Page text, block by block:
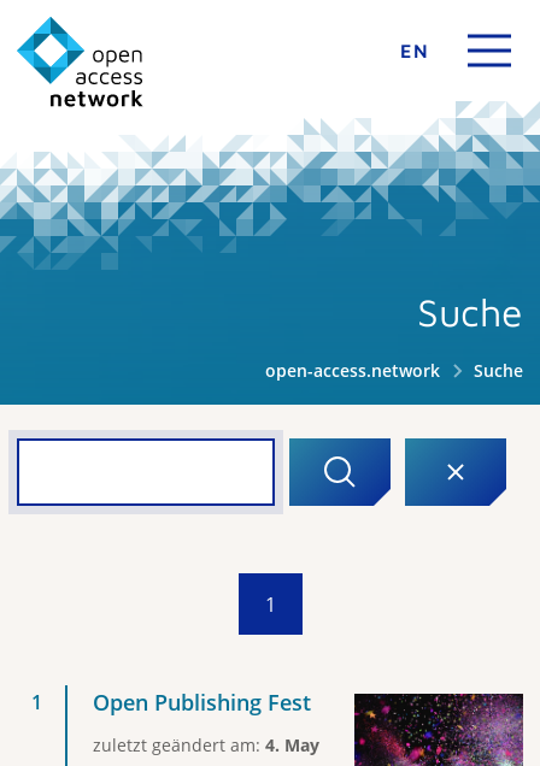
EN
Suche
open-access.network Suche
1
Open Publishing Fest
zuletzt geändert am: 4. May